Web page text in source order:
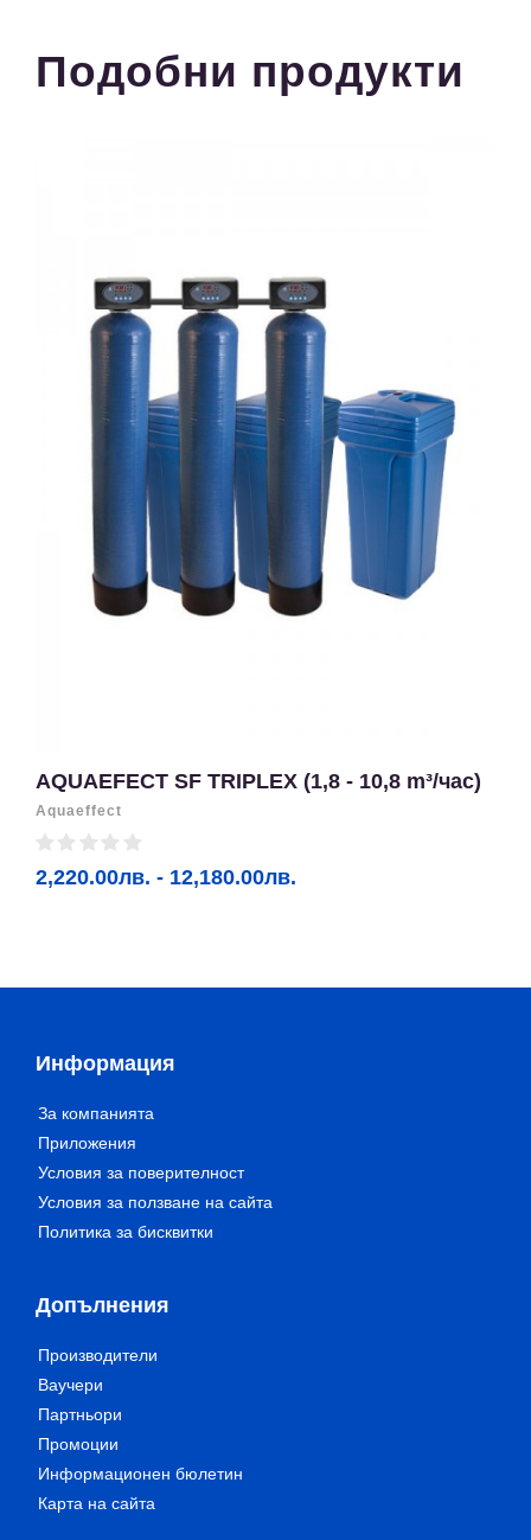
Подобни продукти
AQUAEFECT SF TRIPLEX (1,8 - 10,8 m³/час)
Aquaeffect
2,220.00лв. - 12,180.00лв.
Информация
За компанията
Приложения
Условия за поверителност
Условия за ползване на сайта
Политика за бисквитки
Допълнения
Производители
Ваучери
Партньори
Промоции
Информационен бюлетин
Карта на сайта